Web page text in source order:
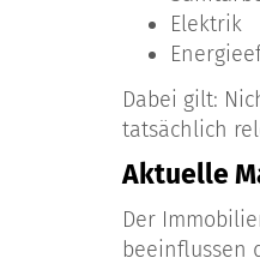
Elektrik
Dabei gilt:
tatsächlich
Aktuelle
Der
beeinflussen